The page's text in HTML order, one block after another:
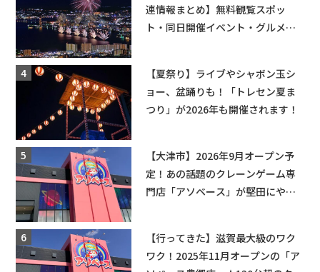
連情報まとめ】無料観覧スポッ
ト・同日開催イベント・グルメマ
【夏祭り】ライブやシャボン玉シ
ョー、盆踊りも！「トレセン夏ま
つり」が2026年も開催されます！
【大津市】2026年9月オープン予
定！あの話題のクレーンゲーム専
門店「アソベース」が堅田にやっ
【行ってきた】滋賀最大級のワク
ワク！2025年11月オープンの「ア